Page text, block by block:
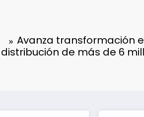
Avanza transformación
distribución de más de 6